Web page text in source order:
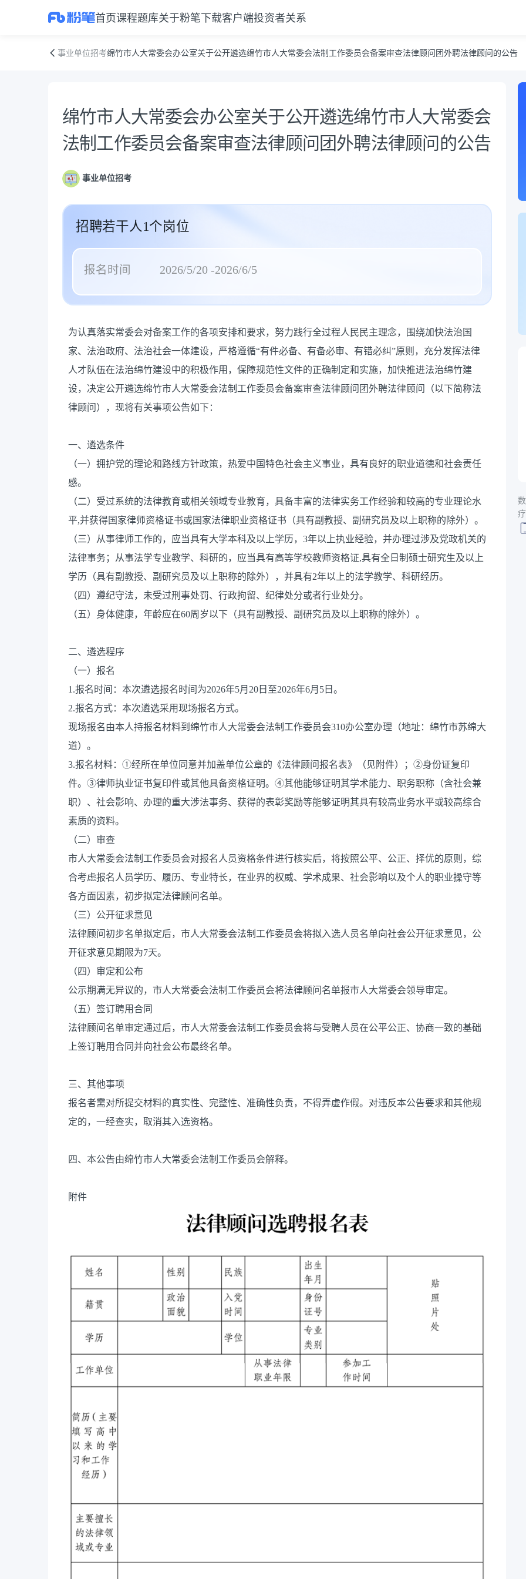
首页课程题库关于粉笔下载客户端投资者关系
事业单位招考绵竹市人大常委会办公室关于公开遴选绵竹市人大常委会法制工作委员会备案审查法律顾问团外聘法律顾问的公告
公告正文
绵竹市人大常委会办公室关于公开遴选绵竹市人大常委会
法制工作委员会备案审查法律顾问团外聘法律顾问的公告
事业单位招考
招聘若干人1个岗位
报名时间 2026/5/20 -2026/6/5
为认真落实常委会对备案工作的各项安排和要求，努力践行全过程人民民主理念，围绕加快法治国
家、法治政府、法治社会一体建设，严格遵循“有件必备、有备必审、有错必纠”原则，充分发挥法律
人才队伍在法治绵竹建设中的积极作用，保障规范性文件的正确制定和实施，加快推进法治绵竹建
设，决定公开遴选绵竹市人大常委会法制工作委员会备案审查法律顾问团外聘法律顾问（以下简称法
律顾问），现将有关事项公告如下：
一、遴选条件
（一）拥护党的理论和路线方针政策，热爱中国特色社会主义事业，具有良好的职业道德和社会责任
感。
（二）受过系统的法律教育或相关领域专业教育，具备丰富的法律实务工作经验和较高的专业理论水
平,并获得国家律师资格证书或国家法律职业资格证书（具有副教授、副研究员及以上职称的除外）。
（三）从事律师工作的，应当具有大学本科及以上学历，3年以上执业经验，并办理过涉及党政机关的
法律事务；从事法学专业教学、科研的，应当具有高等学校教师资格证,具有全日制硕士研究生及以上
学历（具有副教授、副研究员及以上职称的除外），并具有2年以上的法学教学、科研经历。
（四）遵纪守法，未受过刑事处罚、行政拘留、纪律处分或者行业处分。
（五）身体健康，年龄应在60周岁以下（具有副教授、副研究员及以上职称的除外）。
二、遴选程序
（一）报名
1.报名时间：本次遴选报名时间为2026年5月20日至2026年6月5日。
2.报名方式：本次遴选采用现场报名方式。
现场报名由本人持报名材料到绵竹市人大常委会法制工作委员会310办公室办理（地址：绵竹市苏绵大
道）。
3.报名材料：①经所在单位同意并加盖单位公章的《法律顾问报名表》（见附件）；②身份证复印
件。③律师执业证书复印件或其他具备资格证明。④其他能够证明其学术能力、职务职称（含社会兼
职）、社会影响、办理的重大涉法事务、获得的表彰奖励等能够证明其具有较高业务水平或较高综合
素质的资料。
（二）审查
市人大常委会法制工作委员会对报名人员资格条件进行核实后，将按照公平、公正、择优的原则，综
合考虑报名人员学历、履历、专业特长，在业界的权威、学术成果、社会影响以及个人的职业操守等
各方面因素，初步拟定法律顾问名单。
（三）公开征求意见
法律顾问初步名单拟定后，市人大常委会法制工作委员会将拟入选人员名单向社会公开征求意见，公
开征求意见期限为7天。
（四）审定和公布
公示期满无异议的，市人大常委会法制工作委员会将法律顾问名单报市人大常委会领导审定。
（五）签订聘用合同
法律顾问名单审定通过后，市人大常委会法制工作委员会将与受聘人员在公平公正、协商一致的基础
上签订聘用合同并向社会公布最终名单。
三、其他事项
报名者需对所提交材料的真实性、完整性、准确性负责，不得弄虚作假。对违反本公告要求和其他规
定的，一经查实，取消其入选资格。
四、本公告由绵竹市人大常委会法制工作委员会解释。
附件